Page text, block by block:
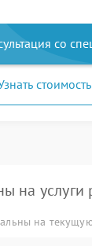
со
на услуги
на